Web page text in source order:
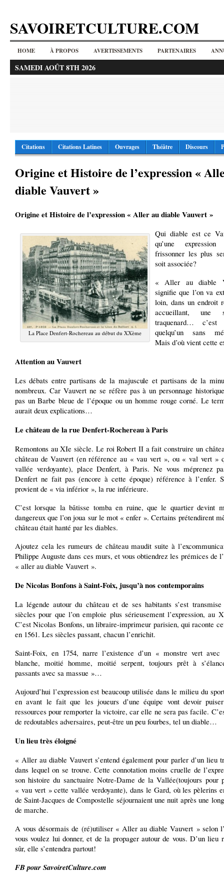
SAVOIRETCULTURE.COM
HOME À PROPOS AVERTISSEMENTS PARTENAIRES
SAMEDI AOÛT 8TH 2026
Citations Citations Latines Ouvrages Théâtre Discours
Origine et Histoire de l’expression «
diable Vauvert »
Origine et Histoire de l’expression « Aller au diable Vauvert »
La Place Denfert-Rochereau au début du XXème
Qui diable est ce
qu’une
frissonner les plus
soit associée?
« Aller au diable
signifie que l’on va
loin, dans un endroit
accueillant, une
traquenard… c’est
quelqu’un sans
Mais d’où vient cette
Attention au Vauvert
Les débats entre partisans de la majuscule et partisans de la
nombreux. Car Vauvert ne se réfère pas à un personnage
pas un Barbe bleue de l’époque ou un homme rouge corné. Le
aurait deux explications…
Le château de la rue Denfert-Rochereau à Paris
Remontons au XIe siècle. Le roi Robert II a fait construire un
château de Vauvert (en référence au « vau vert », ou « val vert »
vallée verdoyante), place Denfert, à Paris. Ne vous méprenez
Denfert ne fait pas (encore à cette époque) référence à l’enfer.
provient de « via inférior », la rue inférieure.
C’est lorsque la bâtisse tomba en ruine, que le quartier devint
dangereux que l’on joua sur le mot « enfer ». Certains prétendirent
château était hanté par les diables.
Ajoutez cela les rumeurs de château maudit suite à
Philippe Auguste dans ces murs, et vous obtiendrez les prémices de
« aller au diable Vauvert ».
De Nicolas Bonfons à Saint-Foix, jusqu’à nos contemporains
La légende autour du château et de ses habitants s’est
siècles pour que l’on emploie plus sérieusement l’expression, au
C’est Nicolas Bonfons, un libraire-imprimeur parisien, qui raconte
en 1561. Les siècles passant, chacun l’enrichit.
Saint-Foix, en 1754, narre l’existence d’un « monstre vert avec
blanche, moitié homme, moitié serpent, toujours prêt à
passants avec sa massue »…
Aujourd’hui l’expression est beaucoup utilisée dans le milieu du
en avant le fait que les joueurs d’une équipe vont devoir
ressources pour remporter la victoire, car elle ne sera pas facile.
de redoutables adversaires, peut-être un peu fourbes, tel un diable…
Un lieu très éloigné
« Aller au diable Vauvert s’entend également pour parler d’un lieu
dans lequel on se trouve. Cette connotation moins cruelle de
son histoire du sanctuaire Notre-Dame de la Vallée(toujours pour
« vau vert » cette vallée verdoyante), dans le Gard, où les pèlerins
de Saint-Jacques de Compostelle séjournaient une nuit après une
de marche.
A vous désormais de (ré)utiliser « Aller au diable Vauvert » selon
vous voulez lui donner, et de la propager autour de vous. D’un lieu
sûr, elle s’entendra partout!
FB pour SavoiretCulture.com